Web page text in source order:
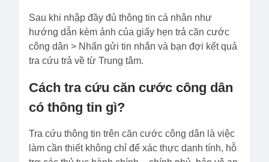
Sau khi nhập đầy đủ thông tin cá nhân như
hướng dẫn kèm ảnh của giấy hẹn trả căn cước
công dân > Nhấn gửi tin nhắn và bạn đợi kết quả
tra cứu trả về từ Trung tâm.
Cách tra cứu căn cước công dân
có thông tin gì?
Tra cứu thông tin trên căn cước công dân là việc
làm cần thiết không chỉ để xác thực danh tính, hỗ